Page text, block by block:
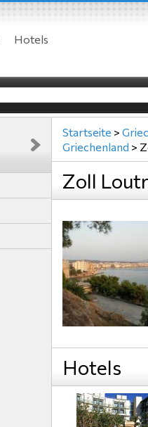
Hotels
Startseite >
Griechenland >
Zoll
Hotels